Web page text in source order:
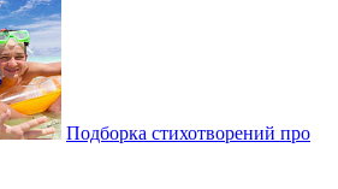
Подборка стихотворений про